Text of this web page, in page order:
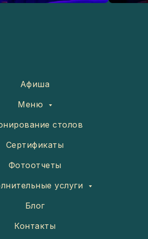
Афиша
Меню
столов
Сертификаты
Фотоотчеты
услуги
Блог
Контакты